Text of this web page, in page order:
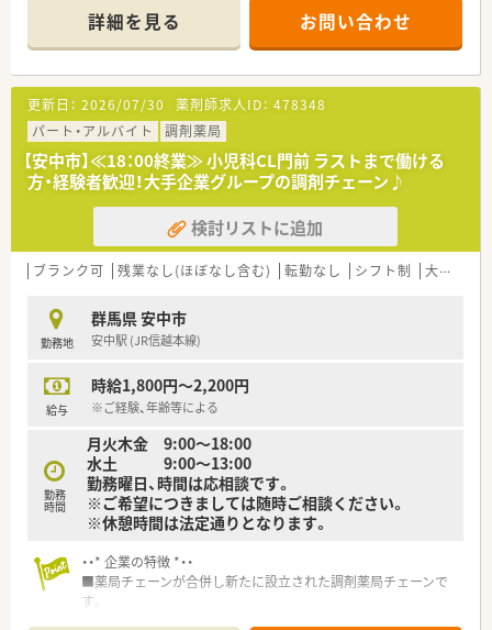
す。
■人と人とのつながりを重要視しており、社員のプライベートの
充実を大切にする社風です。
■全社平均月10時間以下の残業のため、プライベートな時間を
しっかり確保することができます。
■クリニック門前が全体の9割と多く、患者さまや医師から信頼
される地域密着型の調剤薬局を目指しております。
■健康サポート薬局に向けた体制作りも進めております。
■研修の一環として大学との研究論文発表、学会発表にも力を入
れています。
■OJT、合同研修会(年2回)、メーカー勉強会など、キャリアに合
わせた充実した教育体制がございます。
詳細を見る お問い合わせ
更新日： 2026/07/30 薬剤師求人ID： 478348
パート・アルバイト
調剤薬局
【安中市】≪18：00終業≫ 小児科CL門前 ラストまで働ける
方・経験者歓迎！大手企業グループの調剤チェーン♪
検討リストに追加
ブランク可 残業なし(ほぼなし含む) 転勤なし シフト制 大手チェーン
勤務地
群馬県 安中市
安中駅 (JR信越本線)
給与
時給1,800円～2,200円
※ご経験、年齢等による
勤務
時間
月火木金 9:00～18:00
水土 9:00～13:00
勤務曜日、時間は応相談です。
※ご希望につきましては随時ご相談ください。
※休憩時間は法定通りとなります。
・・* 企業の特徴 *・・
■薬局チェーンが合併し新たに設立された調剤薬局チェーンで
す。